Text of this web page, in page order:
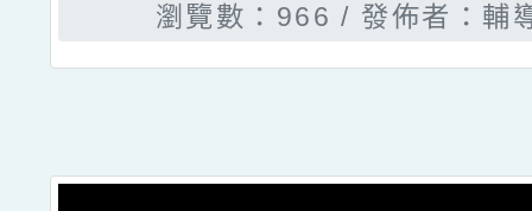
瀏覽數：966 發佈者：輔